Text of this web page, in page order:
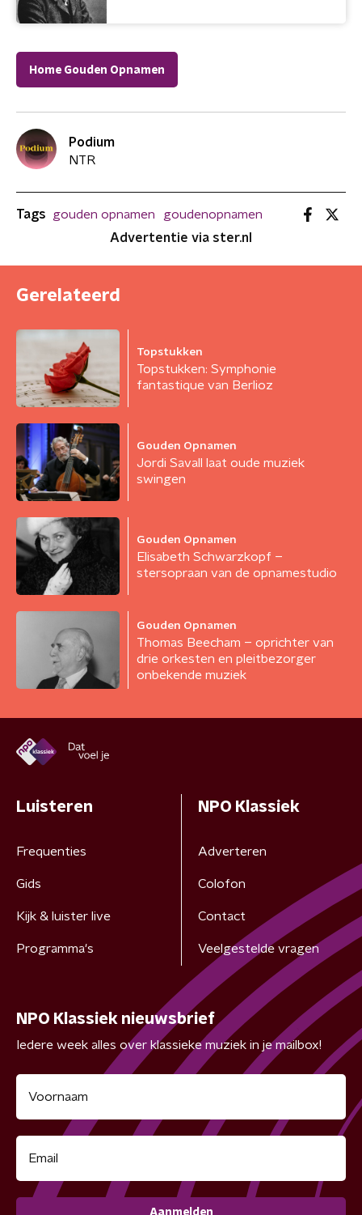
Home Gouden Opnamen
Podium
NTR
Tags gouden opnamen
goudenopnamen
Advertentie via ster.nl
Gerelateerd
Topstukken
Topstukken: Symphonie
fantastique van Berlioz
Gouden Opnamen
Jordi Savall laat oude muziek
swingen
Gouden Opnamen
Elisabeth Schwarzkopf –
stersopraan van de opnamestudio
Gouden Opnamen
Thomas Beecham – oprichter van
drie orkesten en pleitbezorger
onbekende muziek
Luisteren
Frequenties
Gids
Kijk & luister live
Programma's
NPO Klassiek
Adverteren
Colofon
Contact
Veelgestelde vragen
NPO Klassiek nieuwsbrief
Iedere week alles over klassieke muziek in je mailbox!